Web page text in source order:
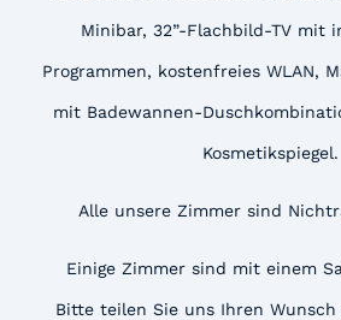
Minibar, 32”-Flachbild-TV mit
Programmen, kostenfreies WLAN,
mit Badewannen-
Kosmetikspiegel.
Alle unsere Zimmer sind
Einige Zimmer sind mit einem
Bitte teilen Sie uns Ihren Wunsch